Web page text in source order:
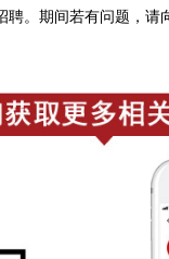
聘。 期间若有问题，请